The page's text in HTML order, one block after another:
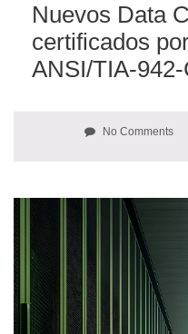
Nuevos Data
certificados
ANSI/TIA-942-
No Comments